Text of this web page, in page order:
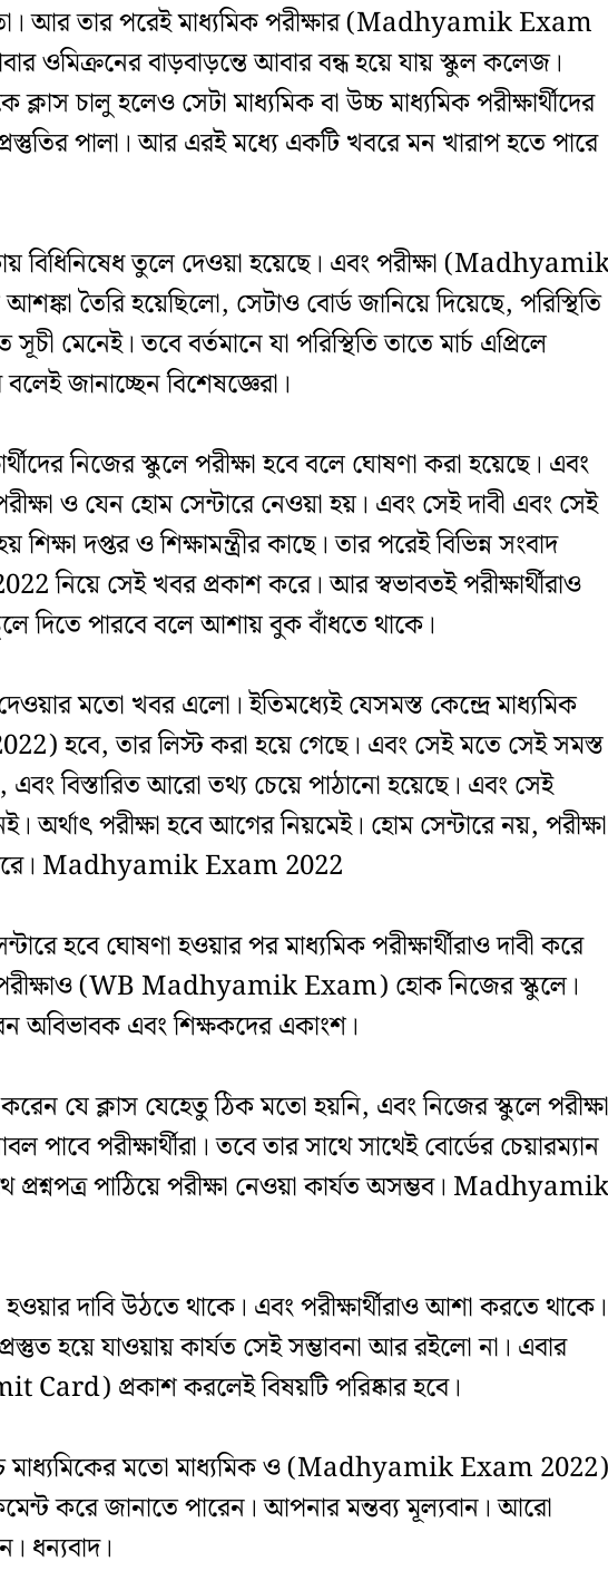
আর তার পরেই মাধ্যমিক পরীক্ষার (Madhyamik Exam
ওমিক্রনের বাড়বাড়ন্তে আবার বন্ধ হয়ে যায় স্কুল কলেজ।
চালু হলেও সেটা মাধ্যমিক বা উচ্চ মাধ্যমিক পরীক্ষার্থীদের
পালা। আর এরই মধ্যে একটি খবরে মন খারাপ হতে পারে
বিধিনিষেধ তুলে দেওয়া হয়েছে। এবং পরীক্ষা
তৈরি হয়েছিলো, সেটাও বোর্ড জানিয়ে দিয়েছে, পরিস্থিতি
সূচী মেনেই। তবে বর্তমানে যা পরিস্থিতি তাতে মার্চ এপ্রিলে
জানাচ্ছেন বিশেষজ্ঞেরা।
নিজের স্কুলে পরীক্ষা হবে বলে ঘোষণা করা হয়েছে। এবং
ও যেন হোম সেন্টারে নেওয়া হয়। এবং সেই দাবী এবং সেই
দপ্তর ও শিক্ষামন্ত্রীর কাছে। তার পরেই বিভিন্ন সংবাদ
সেই খবর প্রকাশ করে। আর স্বভাবতই পরীক্ষার্থীরাও
দিতে পারবে বলে আশায় বুক বাঁধতে থাকে।
মতো খবর এলো। ইতিমধ্যেই যেসমস্ত কেন্দ্রে মাধ্যমিক
হবে, তার লিস্ট করা হয়ে গেছে। এবং সেই মতে সেই সমস্ত
বিস্তারিত আরো তথ্য চেয়ে পাঠানো হয়েছে। এবং সেই
অর্থাৎ পরীক্ষা হবে আগের নিয়মেই। হোম সেন্টারে নয়, পরীক্ষা
Madhyamik Exam 2022
হবে ঘোষণা হওয়ার পর মাধ্যমিক পরীক্ষার্থীরাও দাবী করে
পরীক্ষাও (WB Madhyamik Exam) হোক নিজের স্কুলে।
অবিভাবক এবং শিক্ষকদের একাংশ।
যে ক্লাস যেহেতু ঠিক মতো হয়নি, এবং নিজের স্কুলে পরীক্ষা
পরীক্ষার্থীরা। তবে তার সাথে সাথেই বোর্ডের চেয়ারম্যান
প্রশ্নপত্র পাঠিয়ে পরীক্ষা নেওয়া কার্যত অসম্ভব। Madhyamik
দাবি উঠতে থাকে। এবং পরীক্ষার্থীরাও আশা করতে থাকে।
প্রস্তুত হয়ে যাওয়ায় কার্যত সেই সম্ভাবনা আর রইলো না। এবার
Card) প্রকাশ করলেই বিষয়টি পরিষ্কার হবে।
মাধ্যমিকের মতো মাধ্যমিক ও (Madhyamik Exam 2022)
করে জানাতে পারেন। আপনার মন্তব্য মূল্যবান। আরো
ধন্যবাদ।